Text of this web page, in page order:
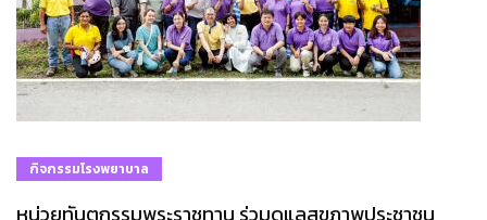
กิจกรรมโรงพยาบาล